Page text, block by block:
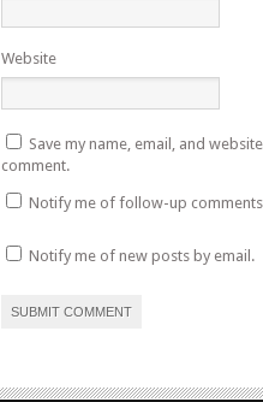
Website
Save my name, email, and
comment.
Notify me of follow-up
Notify me of new posts by email.